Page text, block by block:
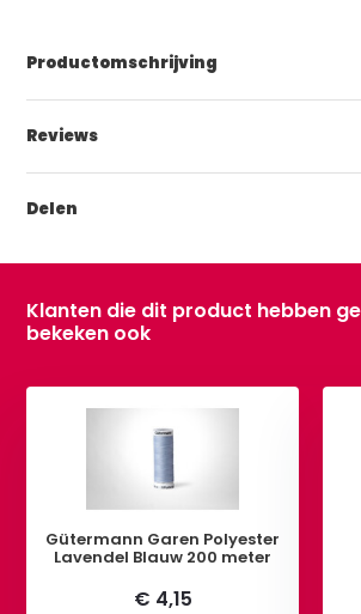
Productomschrijving
Reviews
Delen
Klanten die dit product hebben
bekeken ook
Gütermann Garen Polyester
Lavendel Blauw 200 meter
€ 4,15